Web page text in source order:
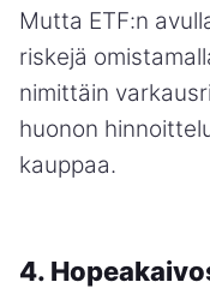
Mutta ETF:n
riskejä
nimittäin
huonon
kauppaa.
4.